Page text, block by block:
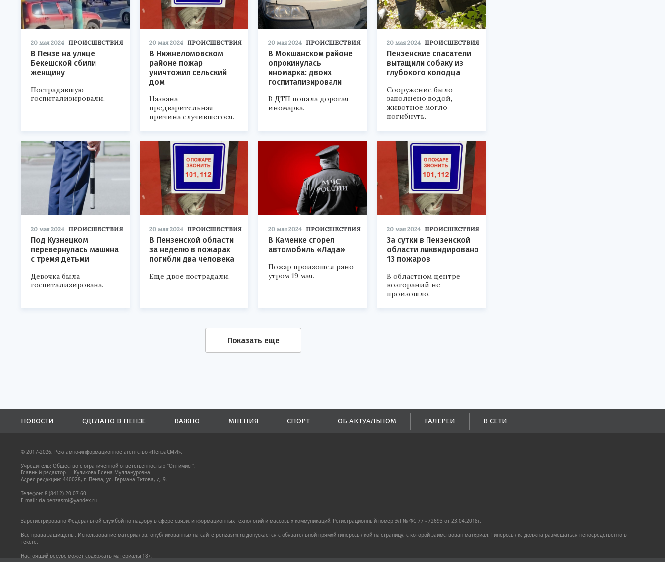
20 мая 2024 ПРОИСШЕСТВИЯ
В Пензе на улице
Бекешской сбили
женщину
Пострадавшую
госпитализировали.
20 мая 2024 ПРОИСШЕСТВИЯ
В Нижнеломовском
районе пожар
уничтожил сельский
дом
Названа
предварительная
причина случившегося.
20 мая 2024 ПРОИСШЕСТВИЯ
В Мокшанском районе
опрокинулась
иномарка: двоих
госпитализировали
В ДТП попала дорогая
иномарка.
20 мая 2024 ПРОИСШЕСТВИЯ
Пензенские спасатели
вытащили собаку из
глубокого колодца
Сооружение было
заполнено водой,
животное могло
погибнуть.
20 мая 2024 ПРОИСШЕСТВИЯ
Под Кузнецком
перевернулась машина
с тремя детьми
Девочка была
госпитализирована.
20 мая 2024 ПРОИСШЕСТВИЯ
В Пензенской области
за неделю в пожарах
погибли два человека
Еще двое пострадали.
20 мая 2024 ПРОИСШЕСТВИЯ
В Каменке сгорел
автомобиль «Лада»
Пожар произошел рано
утром 19 мая.
20 мая 2024 ПРОИСШЕСТВИЯ
За сутки в Пензенской
области ликвидировано
13 пожаров
В областном центре
возгораний не
произошло.
Показать еще
НОВОСТИ СДЕЛАНО В ПЕНЗЕ ВАЖНО МНЕНИЯ СПОРТ ОБ АКТУАЛЬНОМ ГАЛЕРЕИ В СЕТИ
© 2017-2026, Рекламно-информационное агентство «ПензаСМИ».
Учредитель: Общество с ограниченной ответственностью "Оптимист".
Главный редактор — Куликова Елена Муллануровна.
Адрес редакции: 440028, г. Пенза, ул. Германа Титова, д. 9.
Телефон: 8 (8412) 20-07-60
E-mail: ria.penzasmi@yandex.ru
Зарегистрировано Федеральной службой по надзору в сфере связи, информационных технологий и массовых коммуникаций. Регистрационный номер ЭЛ № ФС 77 - 72693 от 23.04.2018г.
Все права защищены. Использование материалов, опубликованных на сайте penzasmi.ru допускается с обязательной прямой гиперссылкой на страницу, с которой заимствован материал. Гиперссылка должна размещаться непосредственно в
тексте.
Настоящий ресурс может содержать материалы 18+.